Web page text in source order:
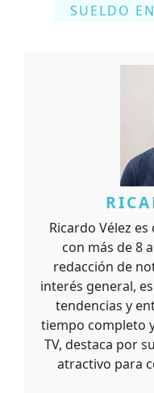
SUELDO
Ricardo Vélez
con más de 8
redacción de
interés general,
tendencias y
tiempo completo
TV, destaca por
atractivo para